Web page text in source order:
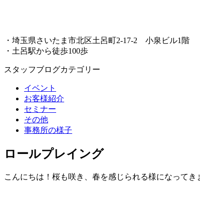
・埼玉県さいたま市北区土呂町2-17-2 小泉ビル1階
・土呂駅から徒歩100歩
スタッフブログカテゴリー
イベント
お客様紹介
セミナー
その他
事務所の様子
ロールプレイング
こんにちは！桜も咲き、春を感じられる様になって